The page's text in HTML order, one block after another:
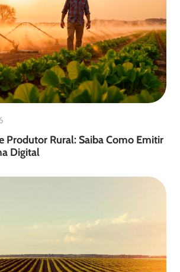
Produtor Rural: Saiba Como Emitir
Digital